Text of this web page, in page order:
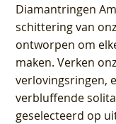
Diamantringen
schittering van
ontworpen om
maken. Verken
verlovingsringen,
verbluffende
geselecteerd op